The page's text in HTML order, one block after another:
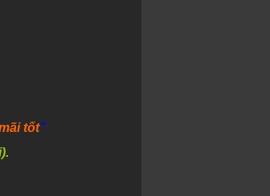
tốt”